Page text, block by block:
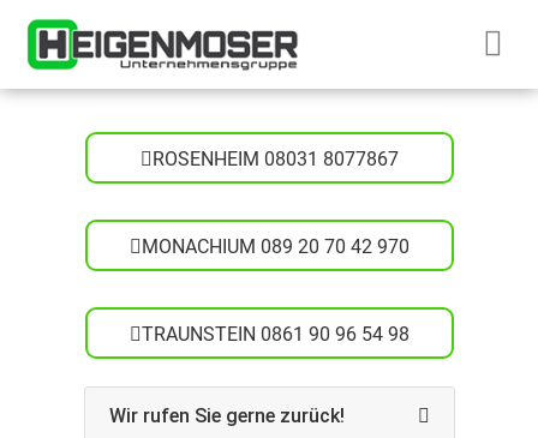
Startseite
ROSENHEIM 08031 8077867
MONACHIUM 089 20 70 42 970
TRAUNSTEIN 0861 90 96 54 98
Wir rufen Sie gerne zurück!